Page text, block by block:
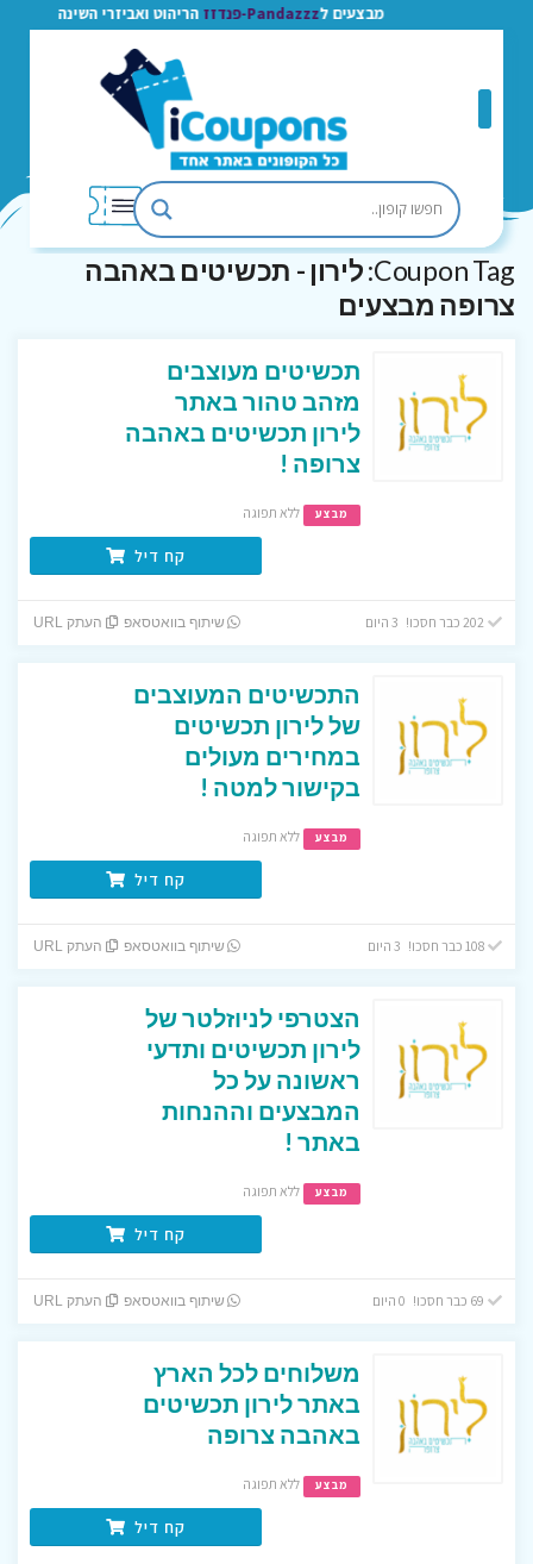
מבצעים ל Pandazzz-פנדזז הריהוט ואביזרי השינה
Coupon Tag: לירון - תכשיטים באהבה
צרופה מבצעים
תכשיטים מעוצבים
מזהב טהור באתר
לירון תכשיטים באהבה
צרופה !
מבצע ללא תפוגה
קח דיל
202 כבר חסכו! 3 היום שיתוף בוואטסאפ העתק URL
התכשיטים המעוצבים
של לירון תכשיטים
במחירים מעולים
בקישור למטה !
מבצע ללא תפוגה
קח דיל
108 כבר חסכו! 3 היום שיתוף בוואטסאפ העתק URL
הצטרפי לניוזלטר של
לירון תכשיטים ותדעי
ראשונה על כל
המבצעים וההנחות
באתר !
מבצע ללא תפוגה
קח דיל
שיתוף בוואטסאפ העתק URL
משלוחים לכל הארץ
באתר לירון תכשיטים
באהבה צרופה
מבצע ללא תפוגה
קח דיל